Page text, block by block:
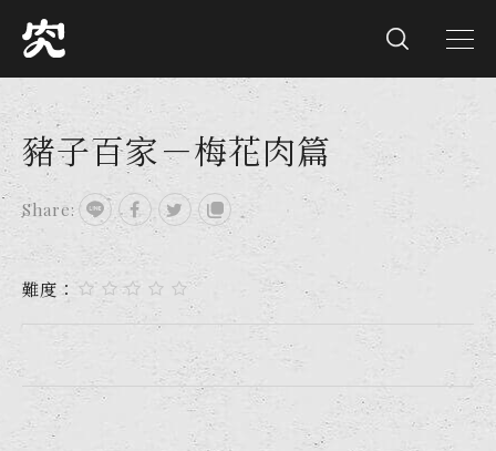
豬子百家－梅花肉篇
Share:
難度：